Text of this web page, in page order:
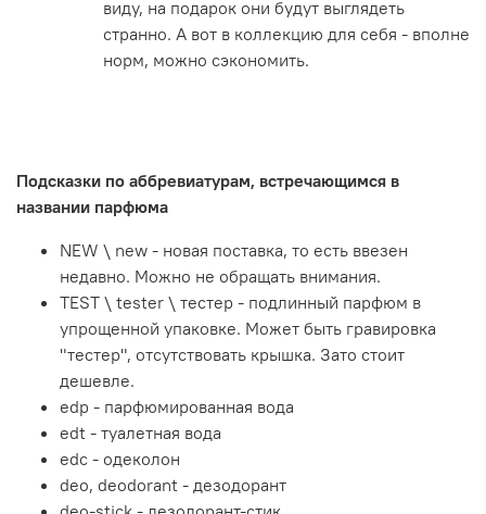
виду, на подарок они будут выглядеть
странно. А вот в коллекцию для себя - вполне
норм, можно сэкономить.
Подсказки по аббревиатурам, встречающимся в
названии парфюма
NEW \ new - новая поставка, то есть ввезен
недавно. Можно не обращать внимания.
TEST \ tester \ тестер - подлинный парфюм в
упрощенной упаковке. Может быть гравировка
"тестер", отсутствовать крышка. Зато стоит
дешевле.
edp - парфюмированная вода
edt - туалетная вода
edc - одеколон
deo, deodorant - дезодорант